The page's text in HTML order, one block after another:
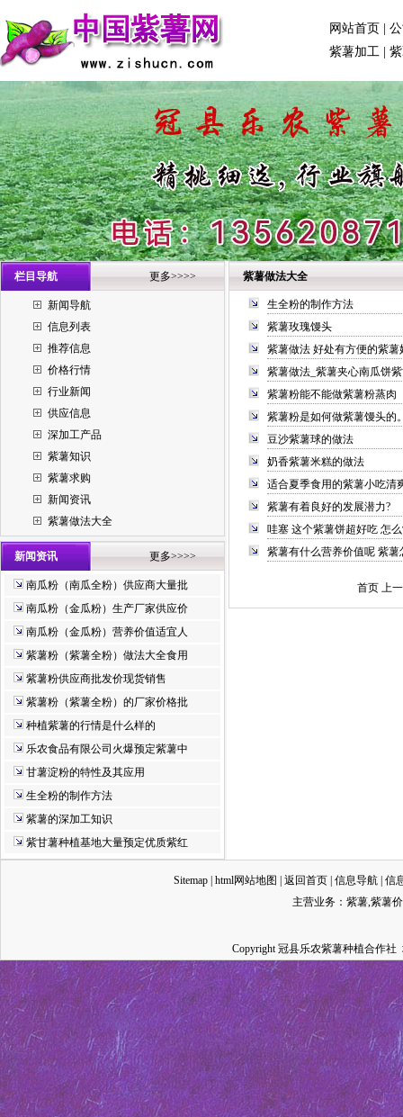
网站首页
紫薯加工|
栏目导航 更多>>>>
新闻导航
信息列表
推荐信息
价格行情
行业新闻
供应信息
深加工产品
紫薯知识
紫薯求购
新闻资讯
紫薯做法大全
新闻资讯 更多>>>>
南瓜粉（南瓜全粉）供应商大量批
南瓜粉（金瓜粉）生产厂家供应价
南瓜粉（金瓜粉）营养价值适宜人
紫薯粉（紫薯全粉）做法大全食用
紫薯粉供应商批发价现货销售
紫薯粉（紫薯全粉）的厂家价格批
种植紫薯的行情是什么样的
乐农食品有限公司火爆预定紫薯中
甘薯淀粉的特性及其应用
生全粉的制作方法
紫薯的深加工知识
紫甘薯种植基地大量预定优质紫红
紫薯做法大全
生全粉的制作方法
紫薯玫瑰馒头
紫薯做法 好处有方便的紫薯
紫薯做法_紫薯夹心南瓜饼
紫薯粉能不能做紫薯粉蒸肉
紫薯粉是如何做紫薯馒头的
豆沙紫薯球的做法
奶香紫薯米糕的做法
适合夏季食用的紫薯小吃清
紫薯有着良好的发展潜力?
哇塞 这个紫薯饼超好吃 怎
紫薯有什么营养价值呢 紫薯
首页 上
Sitemap| html网站地图 返回首页| 信息导航| 信
主营业务： 紫薯,紫薯
Copyright 冠县乐农紫薯种植合作